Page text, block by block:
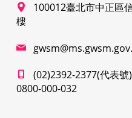
100012臺北市中正區
樓
(02)2392-2377(代表號
0800-000-032